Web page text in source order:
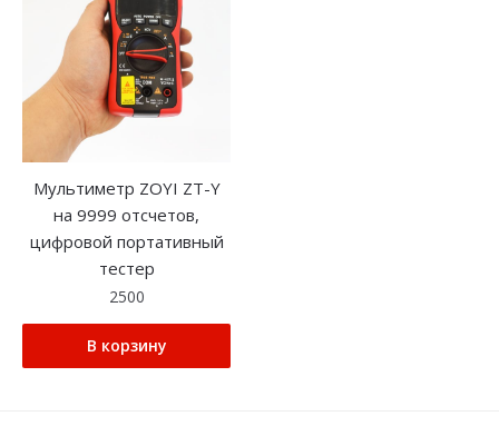
Мультиметр ZOYI ZT-Y
на 9999 отсчетов,
цифровой портативный
тестер
2500
В корзину